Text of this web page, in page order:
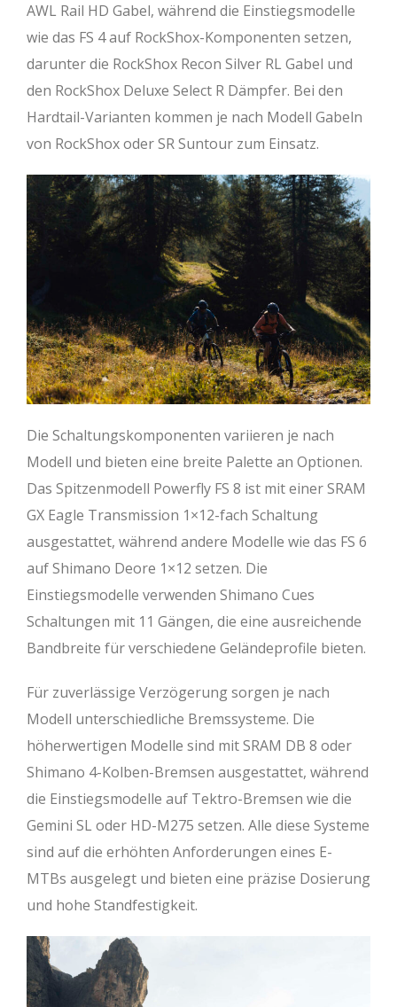
AWL Rail HD Gabel, während die Einstiegsmodelle
wie das FS 4 auf RockShox-Komponenten setzen,
darunter die RockShox Recon Silver RL Gabel und
den RockShox Deluxe Select R Dämpfer. Bei den
Hardtail-Varianten kommen je nach Modell Gabeln
von RockShox oder SR Suntour zum Einsatz.
Die Schaltungskomponenten variieren je nach
Modell und bieten eine breite Palette an Optionen.
Das Spitzenmodell Powerfly FS 8 ist mit einer SRAM
GX Eagle Transmission 1×12-fach Schaltung
ausgestattet, während andere Modelle wie das FS 6
auf Shimano Deore 1×12 setzen. Die
Einstiegsmodelle verwenden Shimano Cues
Schaltungen mit 11 Gängen, die eine ausreichende
Bandbreite für verschiedene Geländeprofile bieten.
Für zuverlässige Verzögerung sorgen je nach
Modell unterschiedliche Bremssysteme. Die
höherwertigen Modelle sind mit SRAM DB 8 oder
Shimano 4-Kolben-Bremsen ausgestattet, während
die Einstiegsmodelle auf Tektro-Bremsen wie die
Gemini SL oder HD-M275 setzen. Alle diese Systeme
sind auf die erhöhten Anforderungen eines E-
MTBs ausgelegt und bieten eine präzise Dosierung
und hohe Standfestigkeit.